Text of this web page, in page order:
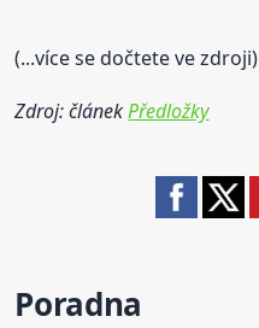
(...více se dočtete ve zdroji)
Zdroj: článekPředložky
Poradna